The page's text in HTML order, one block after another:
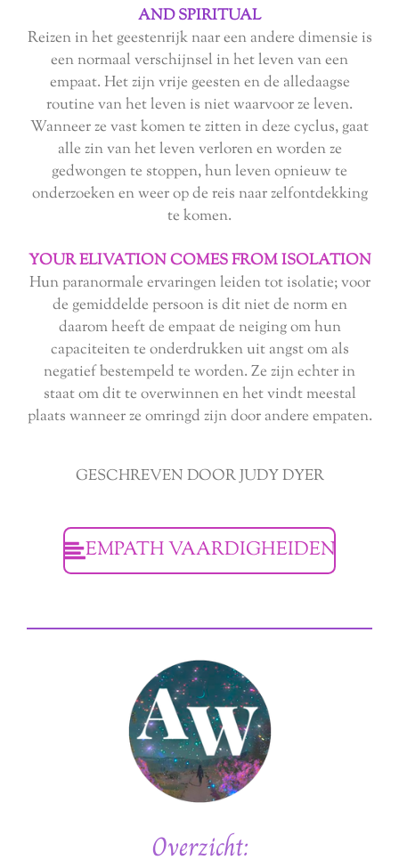
AND SPIRITUAL
Reizen in het geestenrijk naar een andere dimensie is
een normaal verschijnsel in het leven van een
empaat. Het zijn vrije geesten en de alledaagse
routine van het leven is niet waarvoor ze leven.
Wanneer ze vast komen te zitten in deze cyclus, gaat
alle zin van het leven verloren en worden ze
gedwongen te stoppen, hun leven opnieuw te
onderzoeken en weer op de reis naar zelfontdekking
te komen.
YOUR ELIVATION COMES FROM ISOLATION
Hun paranormale ervaringen leiden tot isolatie; voor
de gemiddelde persoon is dit niet de norm en
daarom heeft de empaat de neiging om hun
capaciteiten te onderdrukken uit angst om als
negatief bestempeld te worden. Ze zijn echter in
staat om dit te overwinnen en het vindt meestal
plaats wanneer ze omringd zijn door andere empaten.
GESCHREVEN DOOR JUDY DYER
EMPATH VAARDIGHEIDEN
Overzicht: